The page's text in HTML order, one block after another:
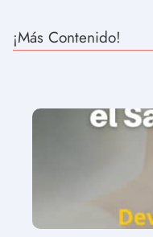
¡Más Contenido!